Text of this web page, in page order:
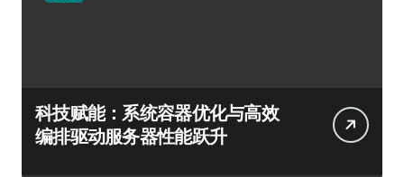
科技赋能：系统容器优化与高效
编排驱动服务器性能跃升